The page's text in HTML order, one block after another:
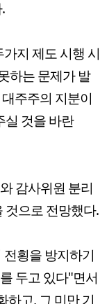
지 제도 시행 시
하는 문제가 발
주주의 지분이
실 것을 바란
감사위원 분리
것으로 전망했다.
횡을 방지하기
두고 있다"면서
하고, 그 미만 기